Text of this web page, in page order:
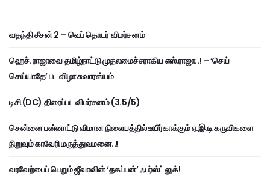
வதந்தி சீசன் 2 – வெப் தொடர் விமர்சனம்
ஹெச். ராஜாவை தமிழ்நாட்டு முதலமைச்சராகிய எஸ்.ராஜா..! – ‘செய்
செய்யாதே’ பட விழா சுவாரஸ்யம்
டிசி (DC) திரைப்பட விமர்சனம் (3.5/5)
சென்னை பன்னாட்டு விமான நிலையத்தில் உயிர்காக்கும் ஏ.இ.டி கருவிகளை
நிறுவும் காவேரி மருத்துவமனை..!
வரவேற்பைப் பெறும் ஜீவாவின் ‘தகப்பன்’ ஃபர்ஸ்ட் லுக்!